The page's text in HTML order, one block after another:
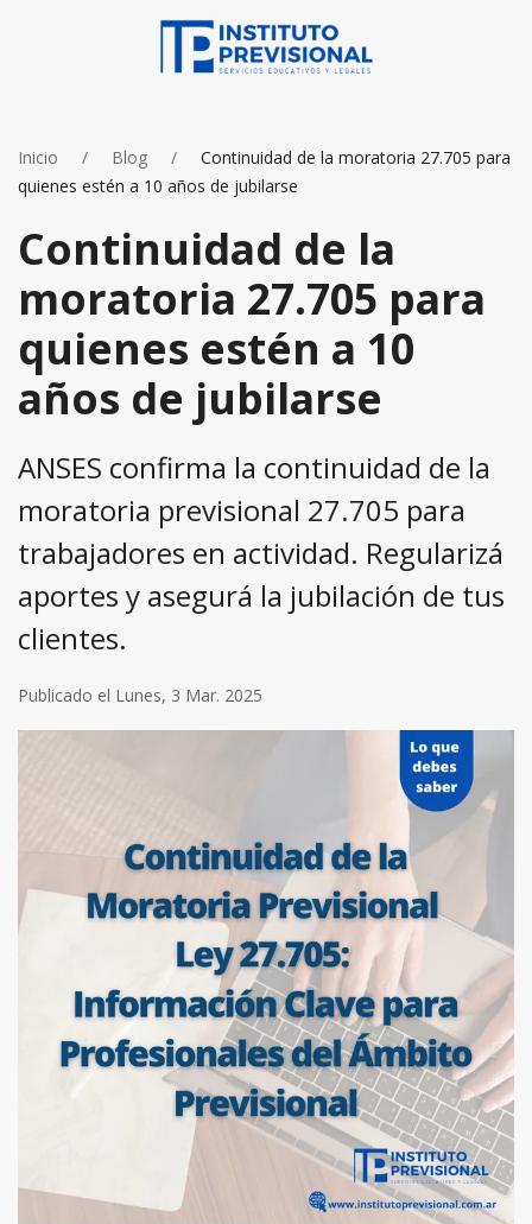
Inicio Blog
Continuidad de la moratoria 27.705 para
quienes estén a 10 años de jubilarse
Continuidad de la
moratoria 27.705 para
quienes estén a 10
años de jubilarse
ANSES confirma la continuidad de la
moratoria previsional 27.705 para
trabajadores en actividad. Regularizá
aportes y asegurá la jubilación de tus
clientes.
Publicado el Lunes, 3 Mar. 2025